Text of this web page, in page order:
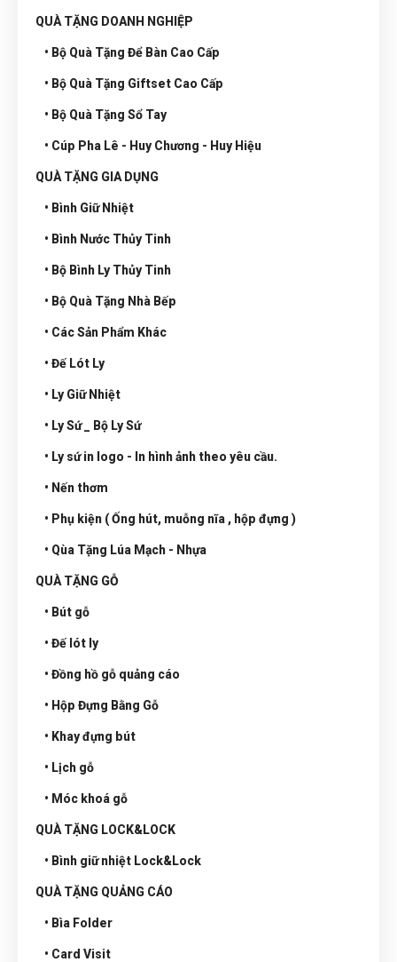
QUÀ TẶNG DOANH NGHIỆP
• Bộ Quà Tặng Để Bàn Cao Cấp
• Bộ Quà Tặng Giftset Cao Cấp
• Bộ Quà Tặng Sổ Tay
• Cúp Pha Lê - Huy Chương - Huy Hiệu
QUÀ TẶNG GIA DỤNG
• Bình Giữ Nhiệt
• Bình Nước Thủy Tinh
• Bộ Bình Ly Thủy Tinh
• Bộ Quà Tặng Nhà Bếp
• Các Sản Phẩm Khác
• Đế Lót Ly
• Ly Giữ Nhiệt
• Ly Sứ _ Bộ Ly Sứ
• Ly sứ in logo - In hình ảnh theo yêu cầu.
• Nến thơm
• Phụ kiện ( Ống hút, muỗng nĩa , hộp đựng )
• Qùa Tặng Lúa Mạch - Nhựa
QUÀ TẶNG GỖ
• Bút gỗ
• Đế lót ly
• Đồng hồ gỗ quảng cáo
• Hộp Đựng Bằng Gỗ
• Khay đựng bút
• Lịch gỗ
• Móc khoá gỗ
QUÀ TẶNG LOCK&LOCK
• Bình giữ nhiệt Lock&Lock
QUÀ TẶNG QUẢNG CÁO
• Bìa Folder
• Card Visit